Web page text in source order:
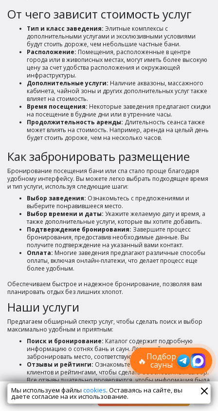
От чего зависит стоимость услуг
Тип и класс заведения: Элитные комплексы с
дополнительными услугами и эксклюзивными условиями
будут стоить дороже, чем небольшие частные бани.
Расположение: Помещения, расположенные в центре
города или в живописных местах, могут иметь более высокую
цену за счет удобства расположения и окружающей
инфраструктуры.
Дополнительные услуги: Наличие аквазоны, массажного
кабинета, чайной зоны и других дополнительных услуг также
влияет на стоимость.
Время посещения: Некоторые заведения предлагают скидки
на посещение в будние дни или в утренние часы.
Продолжительность аренды: Длительность сеанса также
может влиять на стоимость. Например, аренда на целый день
будет стоить дороже, чем на несколько часов.
Как забронировать размещение
Бронирование посещения бани или спа стало проще благодаря
удобному интерфейсу. Вы можете легко выбрать подходящее время
и тип услуги, используя следующие шаги:
Выбор заведения: Ознакомьтесь с предложениями и
выберите понравившееся место.
Выбор времени и даты: Укажите желаемую дату и время, а
также дополнительные услуги, которые вы хотите добавить.
Подтверждение бронирования: Завершите процесс
бронирования, предоставив необходимые данные. Вы
получите подтверждение на указанный вами контакт.
Оплата: Многие заведения предлагают различные способы
оплаты, включая онлайн-платежи, что делает процесс еще
более удобным.
Обеспечиваем быстрое и надежное бронирование, позволяя вам
планировать отдых без лишних хлопот.
Наши услуги
Предлагаем обширный спектр услуг, чтобы сделать поиск и выбор
максимально удобным и приятным:
Поиск и бронирование: Каталог содержит подробную
информацию о сотнях бань и саун. Легко найти и
забронировать место, соответствующее вашим требованиям.
Отзывы и рейтинги: Ознакомьтесь с отзывами реальных
клиентов и рейтингами, чтобы сделать обоснованный выбор.
Все отзывы тщательно проверяются, чтобы информация была
достоверной.
Консультации и рекомендации:
Эксперты всегда готовы
помочь с выбором. Свяжитесь для получения персональных
Спецпредложения Сейчас смотрят
🔥Подбор
сауны
Лучшие
спецпредложения
саун
Подписывайтесь в Telegram или MAX —
пришлём свежие скидки
Мы используем файлы cookies. Оставаясь на сайте, вы
даете согласие на их использование.